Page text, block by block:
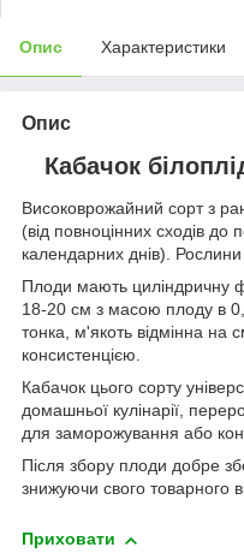
Опис Характеристики
Опис
Кабачок
Високоврожайний сорт з
(від повноцінних сходів
календарних днів). Рослини
Плоди мають циліндричну
18-20 см з масою плоду в
тонка, м'якоть відмінна на
консистенцією.
Кабачок цього сорту
домашньої кулінарії,
для заморожування або
Після збору плоди добре
знижуючи свого товарного
Приховати